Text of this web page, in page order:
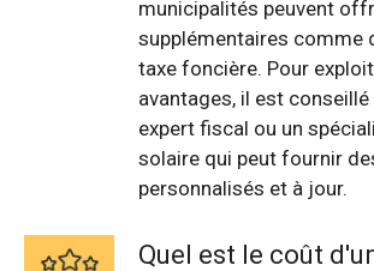
municipalités peuvent
supplémentaires comme
taxe foncière. Pour
avantages, il est
expert fiscal ou un
solaire qui peut fournir
personnalisés et à jour.
Quel est le coût